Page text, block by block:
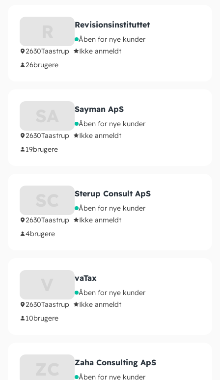
Revisionsinstituttet
Åben for nye kunder
2630Taastrup
Ikke anmeldt
26brugere
Sayman ApS
Åben for nye kunder
2630Taastrup
Ikke anmeldt
19brugere
Sterup Consult ApS
Åben for nye kunder
2630Taastrup
Ikke anmeldt
4brugere
vaTax
Åben for nye kunder
2630Taastrup
Ikke anmeldt
10brugere
Zaha Consulting ApS
Åben for nye kunder